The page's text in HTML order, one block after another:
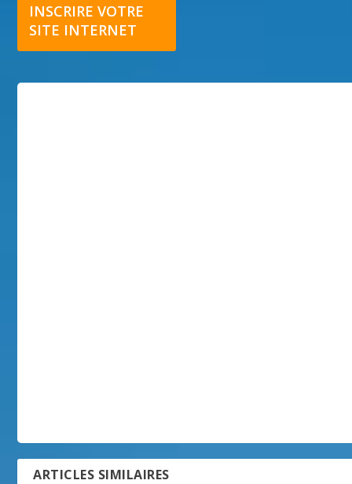
INSCRIRE VOTRE
SITE INTERNET
ARTICLES SIMILAIRES